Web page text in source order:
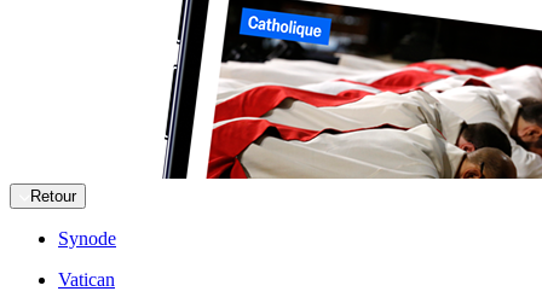
Retour
Synode
Vatican